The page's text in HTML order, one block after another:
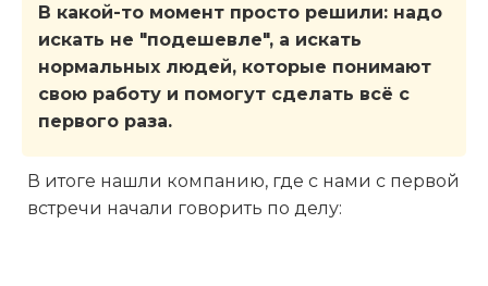
В какой-то момент просто решили: надо
искать не "подешевле", а искать
нормальных людей, которые понимают
свою работу и помогут сделать всё с
первого раза.
В итоге нашли компанию, где с нами с первой
встречи начали говорить по делу: